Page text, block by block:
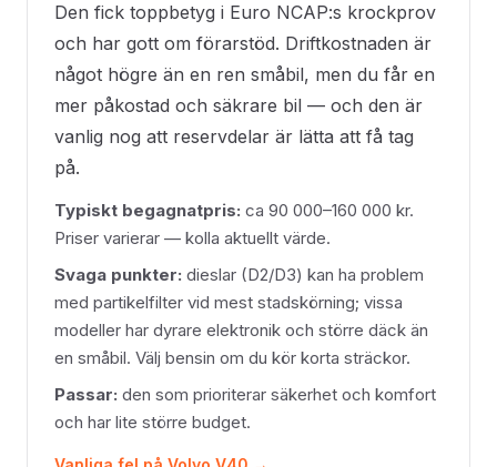
Den fick toppbetyg i Euro NCAP:s krockprov
och har gott om förarstöd. Driftkostnaden är
något högre än en ren småbil, men du får en
mer påkostad och säkrare bil — och den är
vanlig nog att reservdelar är lätta att få tag
på.
Typiskt begagnatpris: ca 90 000–160 000 kr.
Priser varierar — kolla aktuellt värde.
Svaga punkter: dieslar (D2/D3) kan ha problem
med partikelfilter vid mest stadskörning; vissa
modeller har dyrare elektronik och större däck än
en småbil. Välj bensin om du kör korta sträckor.
Passar: den som prioriterar säkerhet och komfort
och har lite större budget.